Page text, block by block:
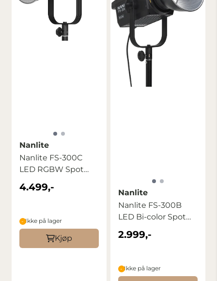
Nanlite
Nanlite FS-300C
LED RGBW Spot
Light
4.499,-
Ikke på lager
Kjøp
Nanlite
Nanlite FS-300B
LED Bi-color Spot
Light
2.999,-
Ikke på lager